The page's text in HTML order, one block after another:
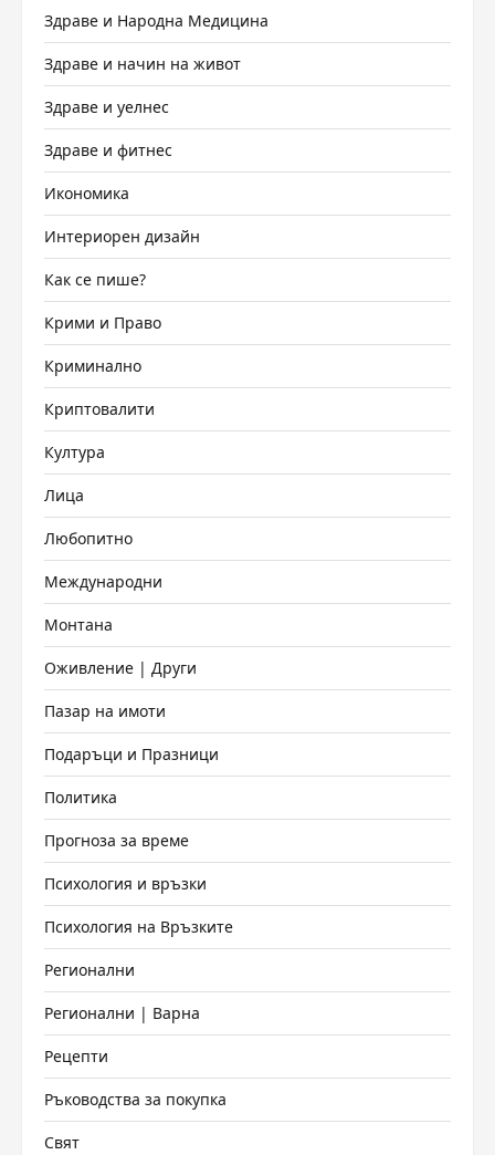
Здраве и Народна Медицина
Здраве и начин на живот
Здраве и уелнес
Здраве и фитнес
Икономика
Интериорен дизайн
Как се пише?
Крими и Право
Криминално
Криптовалити
Култура
Лица
Любопитно
Международни
Монтана
Оживление | Други
Пазар на имоти
Подаръци и Празници
Политика
Прогноза за време
Психология и връзки
Психология на Връзките
Регионални
Регионални | Варна
Рецепти
Ръководства за покупка
Свят